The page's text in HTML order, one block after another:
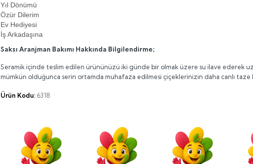
Yıl Dönümü
Özür Dilerim
Ev Hediyesi
İş Arkadaşına
Saksı Aranjman Bakımı Hakkında Bilgilendirme;
Seramik içinde teslim edilen ürününüzü iki günde bir olmak üzere su ilave ederek
mümkün olduğunca serin ortamda muhafaza edilmesi çiçeklerinizin daha canlı taze
Ürün Kodu: 6318